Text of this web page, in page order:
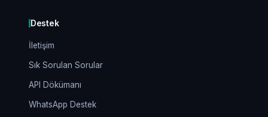
Destek
İletişim
Sık Sorulan Sorular
API Dökümanı
WhatsApp Destek